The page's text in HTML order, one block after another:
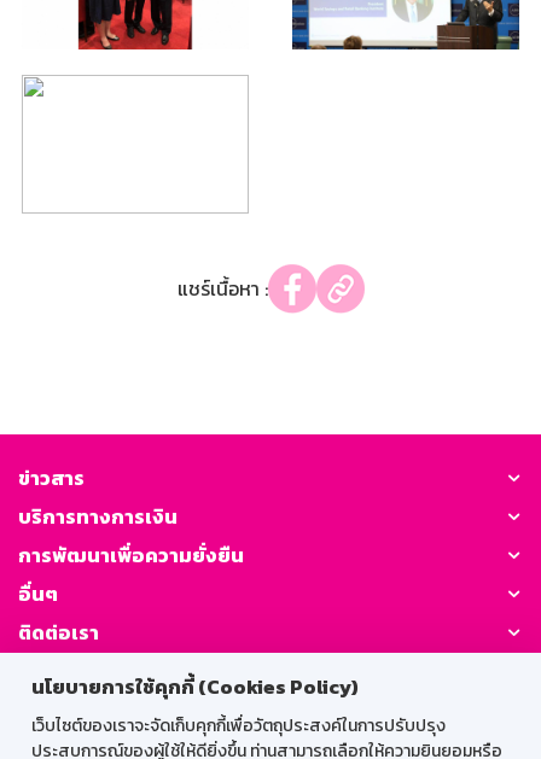
นโยบายการใช้คุกกี้ (Cookies Policy)
เว็บไซต์ของเราจะจัดเก็บคุกกี้เพื่อวัตถุประสงค์ในการปรับปรุง
ประสบการณ์ของผู้ใช้ให้ดียิ่งขึ้น ท่านสามารถเลือกให้ความยินยอมหรือ
แชร์เนื้อหา :
ข่าวสาร
บริการทางการเงิน
การพัฒนาเพื่อความยั่งยืน
อื่นๆ
ติดต่อเรา
GSB Society: